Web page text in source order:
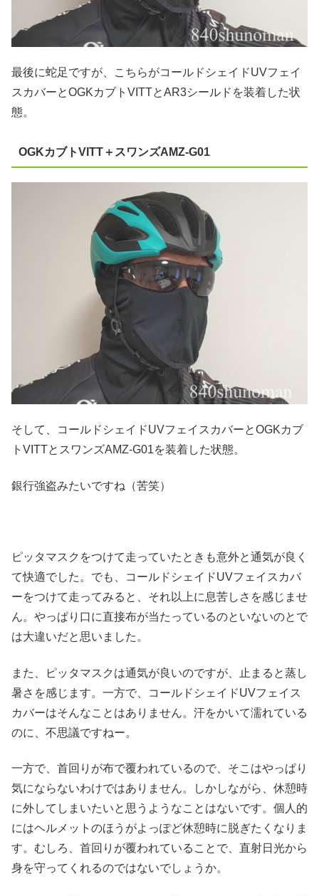
最後に蛇足ですが、こちらがコールドシェイドUVフェイ
スカバーとOGKカブトVITTとAR3シールドを装着した状
態。
OGKカブトVITT＋スワンズAMZ-G01
そして、コールドシェイドUVフェイスカバーとOGKカブ
トVITTとスワンズAMZ-G01を装着した状態。
銀行強盗みたいですね（苦笑）
ピッタマスクをつけて走っていたときも意外と通気が良く
て快適でした。でも、コールドシェイドUVフェイスカバ
ーをつけて走ってみると、それ以上に息苦しさを感じませ
ん。やっぱり口に直接布が当たっているのといないのとで
は大違いだと思いました。
また、ピッタマスクは通気が良いのですが、止まると蒸し
暑さを感じます。一方で、コールドシェイドUVフェイス
カバーはそんなことはありません。汗をかいて濡れている
のに、不思議ですねー。
一方で、首回りが布で覆われているので、そこはやっぱり
気にならないわけではありません。しかしながら、休憩時
に外してしまいたいと思うようなことはないです。個人的
にはヘルメットのほうがよっぽど休憩時に脱ぎたくなりま
す。むしろ、首回りが覆われていることで、直射日光から
身を守ってくれるのではないでしょうか。